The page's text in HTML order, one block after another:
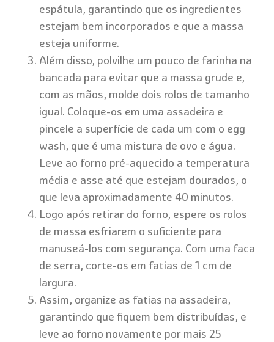
espátula, garantindo que os ingredientes
estejam bem incorporados e que a massa
esteja uniforme.
Além disso, polvilhe um pouco de farinha na
bancada para evitar que a massa grude e,
com as mãos, molde dois rolos de tamanho
igual. Coloque-os em uma assadeira e
pincele a superfície de cada um com o egg
wash, que é uma mistura de ovo e água.
Leve ao forno pré-aquecido a temperatura
média e asse até que estejam dourados, o
que leva aproximadamente 40 minutos.
Logo após retirar do forno, espere os rolos
de massa esfriarem o suficiente para
manuseá-los com segurança. Com uma faca
de serra, corte-os em fatias de 1 cm de
largura.
Assim, organize as fatias na assadeira,
garantindo que fiquem bem distribuídas, e
leve ao forno novamente por mais 25